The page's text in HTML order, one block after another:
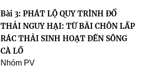
Bài 3: PHÁT LỘ QUY TRÌNH ĐỔ
THẢI NGUY HẠI: TỪ BÃI CHÔN LẤP
RÁC THẢI SINH HOẠT ĐẾN SÔNG
CÀ LỒ
Nhóm PV